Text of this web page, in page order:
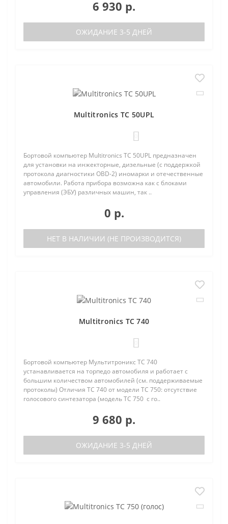
6 930 р.
ОЖИДАНИЕ 3-5 ДНЕЙ
Multitronics TC 50UPL
Бортовой компьютер Multitronics TC 50UPL предназначен
для установки на инжекторные, дизельные (с поддержкой
протокола диагностики OBD-2) иномарки и отечественные
автомобили. Работа прибора возможна как с блоками
управления (ЭБУ) различных машин, так ..
0 р.
НЕТ В НАЛИЧИИ (НЕ ПРОИЗВОДИТСЯ)
Multitronics TC 740
Бортовой компьютер Мультитроникс TC 740
устанавливается на торпедо автомобиля и работает с
большим количеством автомобилей (см. поддерживаемые
протоколы) Отличия TC 740 от модели TC 750: отсутствие
голосового синтезатора (модель TC 750 с го..
9 680 р.
ОЖИДАНИЕ 3-5 ДНЕЙ